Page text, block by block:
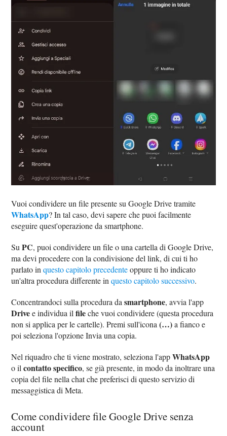
Vuoi condividere un file presente su Google Drive tramite
WhatsApp? In tal caso, devi sapere che puoi facilmente
eseguire quest'operazione da smartphone.
SuPC, puoi condividere un file o una cartella di Google Drive,
ma devi procedere con la condivisione del link, di cui ti ho
parlato inquesto capitolo precedenteoppure ti ho indicato
un'altra procedura differente inquesto capitolo successivo.
Concentrandoci sulla procedura dasmartphone, avvia l'app
Drivee individua ilfileche vuoi condividere (questa procedura
non si applica per le cartelle). Premi sull'icona(…)a fianco e
poi seleziona l'opzione Invia una copia.
Nel riquadro che ti viene mostrato, seleziona l'appWhatsApp
o ilcontatto specifico, se già presente, in modo da inoltrare una
copia del file nella chat che preferisci di questo servizio di
messaggistica di Meta.
Come condividere file Google Drive senza
account